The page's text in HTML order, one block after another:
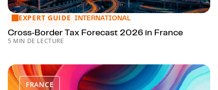
Cross‑Border Tax Forecast 2026 in France
EXPERT GUIDE INTERNATIONAL
Cross‑Border Tax Forecast 2026 in France
5 MIN DE LECTURE
FRANCE